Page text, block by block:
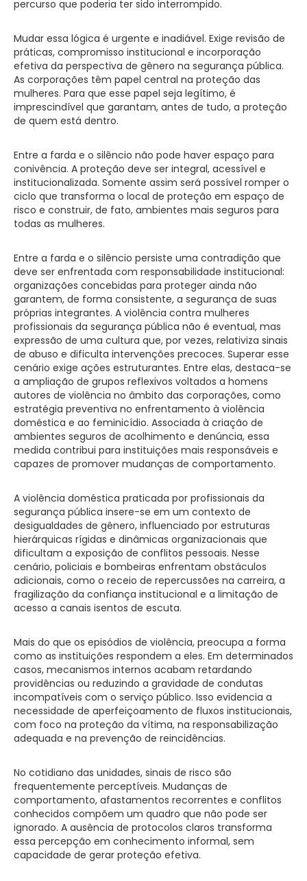
percurso que poderia ter sido interrompido.
Mudar essa lógica é urgente e inadiável. Exige revisão de
práticas, compromisso institucional e incorporação
efetiva da perspectiva de gênero na segurança pública.
As corporações têm papel central na proteção das
mulheres. Para que esse papel seja legítimo, é
imprescindível que garantam, antes de tudo, a proteção
de quem está dentro.
Entre a farda e o silêncio não pode haver espaço para
conivência. A proteção deve ser integral, acessível e
institucionalizada. Somente assim será possível romper o
ciclo que transforma o local de proteção em espaço de
risco e construir, de fato, ambientes mais seguros para
todas as mulheres.
Entre a farda e o silêncio persiste uma contradição que
deve ser enfrentada com responsabilidade institucional:
organizações concebidas para proteger ainda não
garantem, de forma consistente, a segurança de suas
próprias integrantes. A violência contra mulheres
profissionais da segurança pública não é eventual, mas
expressão de uma cultura que, por vezes, relativiza sinais
de abuso e dificulta intervenções precoces. Superar esse
cenário exige ações estruturantes. Entre elas, destaca-se
a ampliação de grupos reflexivos voltados a homens
autores de violência no âmbito das corporações, como
estratégia preventiva no enfrentamento à violência
doméstica e ao feminicídio. Associada à criação de
ambientes seguros de acolhimento e denúncia, essa
medida contribui para instituições mais responsáveis e
capazes de promover mudanças de comportamento.
A violência doméstica praticada por profissionais da
segurança pública insere-se em um contexto de
desigualdades de gênero, influenciado por estruturas
hierárquicas rígidas e dinâmicas organizacionais que
dificultam a exposição de conflitos pessoais. Nesse
cenário, policiais e bombeiras enfrentam obstáculos
adicionais, como o receio de repercussões na carreira, a
fragilização da confiança institucional e a limitação de
acesso a canais isentos de escuta.
Mais do que os episódios de violência, preocupa a forma
como as instituições respondem a eles. Em determinados
casos, mecanismos internos acabam retardando
providências ou reduzindo a gravidade de condutas
incompatíveis com o serviço público. Isso evidencia a
necessidade de aperfeiçoamento de fluxos institucionais,
com foco na proteção da vítima, na responsabilização
adequada e na prevenção de reincidências.
No cotidiano das unidades, sinais de risco são
frequentemente perceptíveis. Mudanças de
comportamento, afastamentos recorrentes e conflitos
conhecidos compõem um quadro que não pode ser
ignorado. A ausência de protocolos claros transforma
essa percepção em conhecimento informal, sem
capacidade de gerar proteção efetiva.